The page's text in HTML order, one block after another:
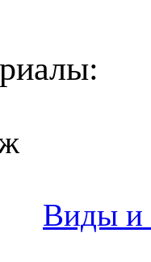
Виды и